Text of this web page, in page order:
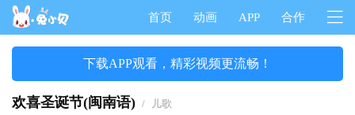
首页 动画 APP 合作
下载APP观看，精彩视频更流畅！
欢喜圣诞节(闽南语) /
儿歌